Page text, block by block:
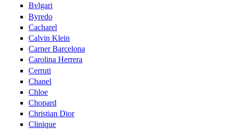
Bvlgari
Byredo
Cacharel
Calvin Klein
Carner Barcelona
Carolina Herrera
Cerruti
Chanel
Chloe
Chopard
Christian Dior
Clinique